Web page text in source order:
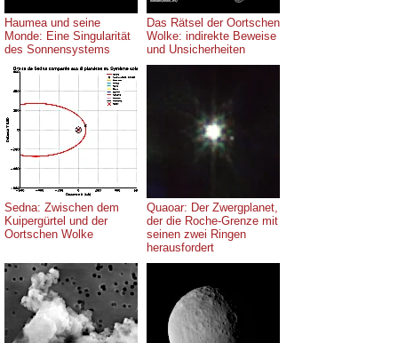
Haumea und seine
Monde: Eine Singularität
des Sonnensystems
Das Rätsel der Oortschen
Wolke: indirekte Beweise
und Unsicherheiten
Sedna: Zwischen dem
Kuipergürtel und der
Oortschen Wolke
Quaoar: Der Zwergplanet,
der die Roche-Grenze mit
seinen zwei Ringen
herausfordert